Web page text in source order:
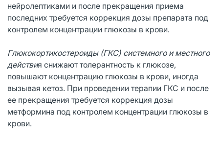
нейролептиками и после прекращения приема
последних требуется коррекция дозы препарата под
контролем концентрации глюкозы в крови.
Глюкокортикостероиды (ГКС) системного и местного
действия снижают толерантность к глюкозе,
повышают концентрацию глюкозы в крови, иногда
вызывая кетоз. При проведении терапии ГКС и после
ее прекращения требуется коррекция дозы
метформина под контролем концентрации глюкозы в
крови.